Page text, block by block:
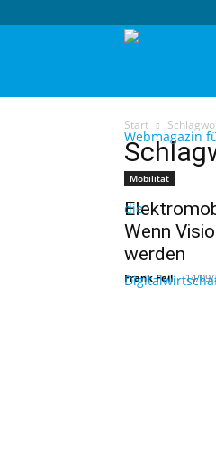
Start
Mobilität
Wenn
werden
Frank Feil - 14/09/